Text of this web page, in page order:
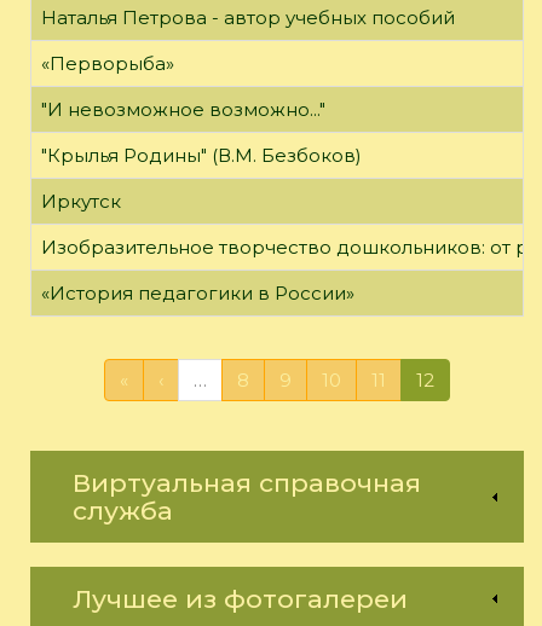
Наталья Петрова - автор учебных пособий
«Перворыба»
"И невозможное возможно..."
"Крылья Родины" (В.М. Безбоков)
Иркутск
Изобразительное творчество дошкольников: от
«История педагогики в России»
« ‹ … 8 9 10 11 12
Виртуальная справочная
служба
Лучшее из фотогалереи